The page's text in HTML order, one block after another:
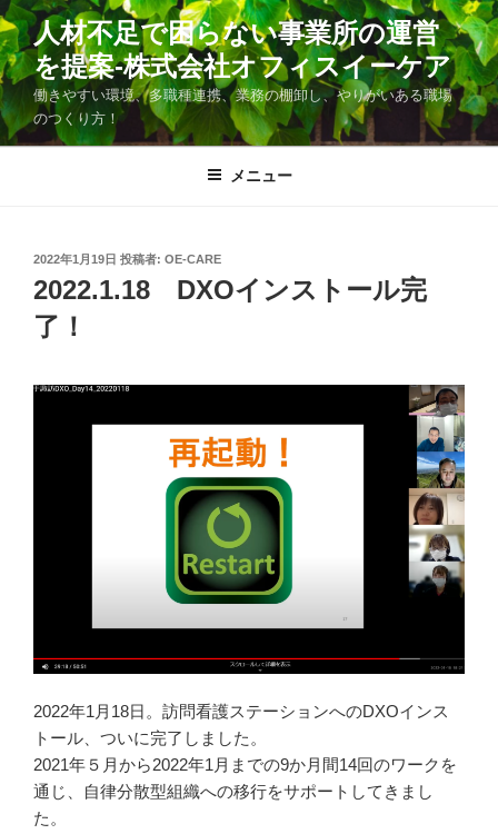
コ
ン
テ
ン
ツ
へ
人材不足で困らない事業所の運営
を提案-株式会社オフィスイーケア
働きやすい環境、多職種連携、業務の棚卸し、やりがいある職場
のつくり方！
メニュー
投
稿
日:
2022年1月19日 投稿者: OE-CARE
2022.1.18 DXOインストール完
了！
2022年1月18日。訪問看護ステーションへのDXOインス
トール、ついに完了しました。
2021年５月から2022年1月までの9か月間14回のワークを
通じ、自律分散型組織への移行をサポートしてきまし
た。